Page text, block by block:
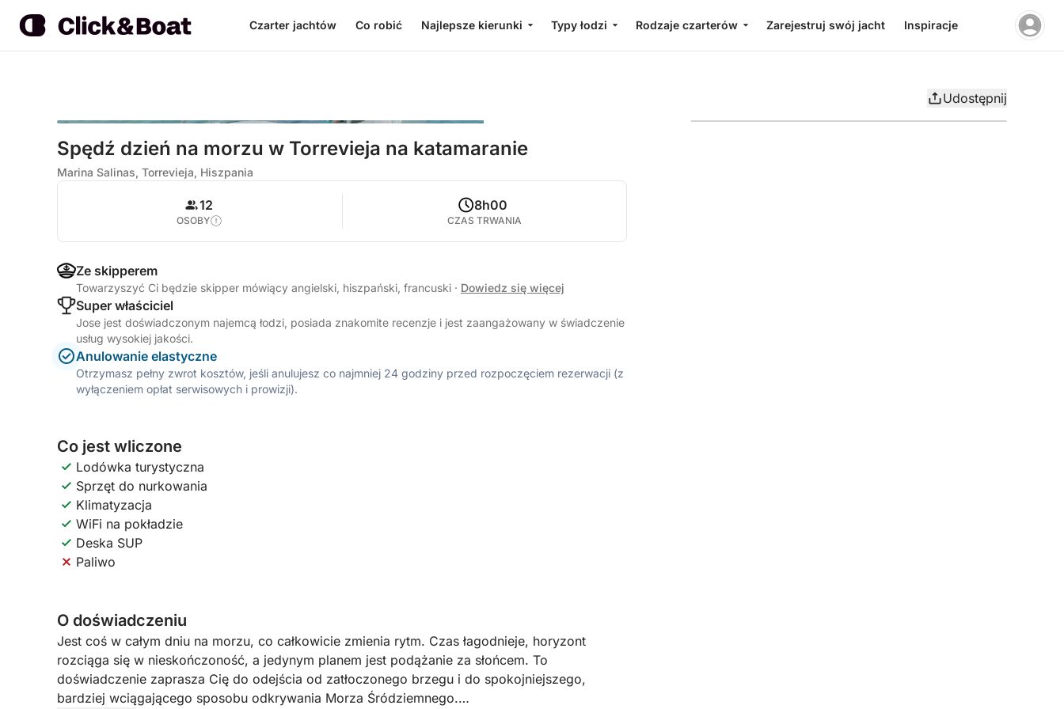
Czarter jachtów Co robić Najlepsze kierunki Typy łodzi Rodzaje czarterów Zarejestruj swój jacht Inspiracje
Udostępnij
Spędź dzień na morzu w Torrevieja na katamaranie
Marina Salinas, Torrevieja, Hiszpania
12
OSOBY
8h00
CZAS TRWANIA
Ze skipperem
Towarzyszyć Ci będzie skipper mówiący angielski, hiszpański, francuski · Dowiedz się więcej
Super właściciel
Jose jest doświadczonym najemcą łodzi, posiada znakomite recenzje i jest zaangażowany w świadczenie
usług wysokiej jakości.
Anulowanie elastyczne
Otrzymasz pełny zwrot kosztów, jeśli anulujesz co najmniej 24 godziny przed rozpoczęciem rezerwacji (z
wyłączeniem opłat serwisowych i prowizji).
Co jest wliczone
Lodówka turystyczna
Sprzęt do nurkowania
Klimatyzacja
WiFi na pokładzie
Deska SUP
Paliwo
O doświadczeniu
Jest coś w całym dniu na morzu, co całkowicie zmienia rytm. Czas łagodnieje, horyzont
rozciąga się w nieskończoność, a jedynym planem jest podążanie za słońcem. To
doświadczenie zaprasza Cię do odejścia od zatłoczonego brzegu i do spokojniejszego,
bardziej wciągającego sposobu odkrywania Morza Śródziemnego.